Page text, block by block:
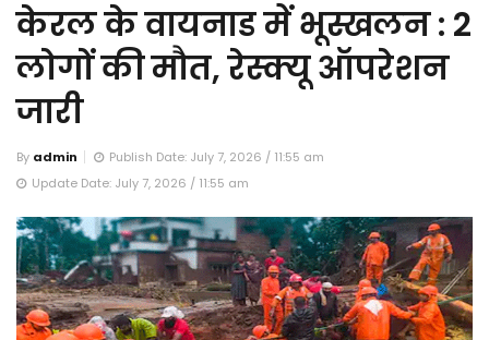
केरल के वायनाड में भूस्खलन : 2
लोगों की मौत, रेस्क्यू ऑपरेशन
जारी
By admin
Publish Date: July 7, 2026 / 11:55 am
Update Date: July 7, 2026 / 11:55 am